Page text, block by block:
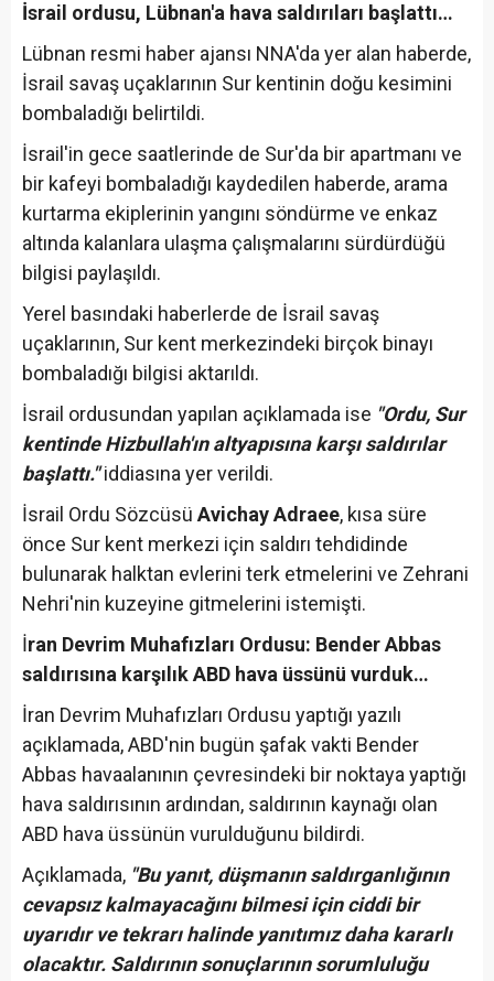
İsrail ordusu, Lübnan'a hava saldırıları başlattı…
Lübnan resmi haber ajansı NNA'da yer alan haberde,
İsrail savaş uçaklarının Sur kentinin doğu kesimini
bombaladığı belirtildi.
İsrail'in gece saatlerinde de Sur'da bir apartmanı ve
bir kafeyi bombaladığı kaydedilen haberde, arama
kurtarma ekiplerinin yangını söndürme ve enkaz
altında kalanlara ulaşma çalışmalarını sürdürdüğü
bilgisi paylaşıldı.
Yerel basındaki haberlerde de İsrail savaş
uçaklarının, Sur kent merkezindeki birçok binayı
bombaladığı bilgisi aktarıldı.
İsrail ordusundan yapılan açıklamada ise "Ordu, Sur
kentinde Hizbullah'ın altyapısına karşı saldırılar
başlattı."iddiasına yer verildi.
İsrail Ordu Sözcüsü Avichay Adraee, kısa süre
önce Sur kent merkezi için saldırı tehdidinde
bulunarak halktan evlerini terk etmelerini ve Zehrani
Nehri'nin kuzeyine gitmelerini istemişti.
İran Devrim Muhafızları Ordusu: Bender Abbas
saldırısına karşılık ABD hava üssünü vurduk…
İran Devrim Muhafızları Ordusu yaptığı yazılı
açıklamada, ABD'nin bugün şafak vakti Bender
Abbas havaalanının çevresindeki bir noktaya yaptığı
hava saldırısının ardından, saldırının kaynağı olan
ABD hava üssünün vurulduğunu bildirdi.
Açıklamada, "Bu yanıt, düşmanın saldırganlığının
cevapsız kalmayacağını bilmesi için ciddi bir
uyarıdır ve tekrarı halinde yanıtımız daha kararlı
olacaktır. Saldırının sonuçlarının sorumluluğu